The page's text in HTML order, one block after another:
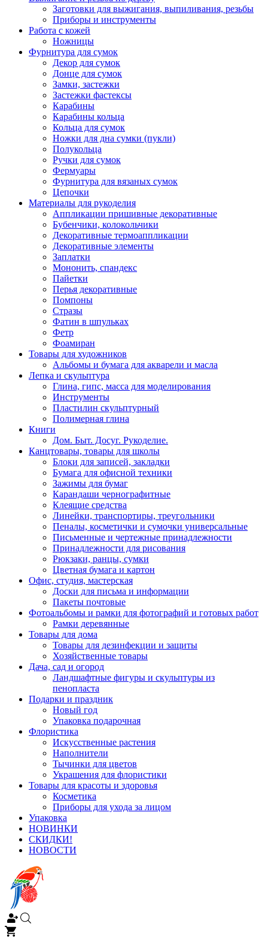
Заготовки для выжигания, выпиливания, резьбы
Приборы и инструменты
Работа с кожей
Ножницы
Фурнитура для сумок
Декор для сумок
Донце для сумок
Замки, застежки
Застежки фастексы
Карабины
Карабины кольца
Кольца для сумок
Ножки для дна сумки (пукли)
Полукольца
Ручки для сумок
Фермуары
Фурнитура для вязаных сумок
Цепочки
Материалы для рукоделия
Аппликации пришивные декоративные
Бубенчики, колокольчики
Декоративные термоаппликации
Декоративные элементы
Заплатки
Мононить, спандекс
Пайетки
Перья декоративные
Помпоны
Стразы
Фатин в шпульках
Фетр
Фоамиран
Товары для художников
Альбомы и бумага для акварели и масла
Лепка и скульптура
Глина, гипс, масса для моделирования
Инструменты
Пластилин скульптурный
Полимерная глина
Книги
Дом. Быт. Досуг. Рукоделие.
Канцтовары, товары для школы
Блоки для записей, закладки
Бумага для офисной техники
Зажимы для бумаг
Карандаши чернографитные
Клеящие средства
Линейки, транспортиры, треугольники
Пеналы, косметички и сумочки универсальные
Письменные и чертежные принадлежности
Принадлежности для рисования
Рюкзаки, ранцы, сумки
Цветная бумага и картон
Офис, студия, мастерская
Доски для письма и информации
Пакеты почтовые
Фотоальбомы и рамки для фотографий и готовых работ
Рамки деревянные
Товары для дома
Товары для дезинфекции и защиты
Хозяйственные товары
Дача, сад и огород
Ландшафтные фигуры и скульптуры из
пенопласта
Подарки и праздник
Новый год
Упаковка подарочная
Флористика
Искусственные растения
Наполнители
Тычинки для цветов
Украшения для флористики
Товары для красоты и здоровья
Косметика
Приборы для ухода за лицом
Упаковка
НОВИНКИ
СКИДКИ!
НОВОСТИ